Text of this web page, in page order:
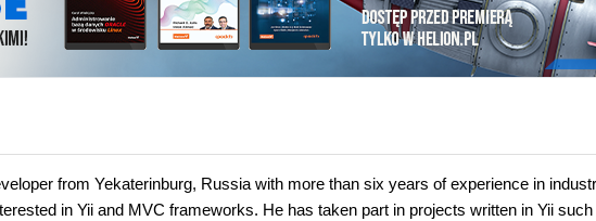
from Yekaterinburg, Russia with more than six years of experience in
in Yii and MVC frameworks. He has taken part in projects written in Yii